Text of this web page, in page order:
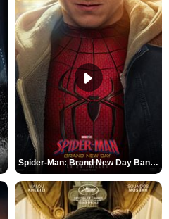
Spider-Man: Brand New Day Bande-annonce VO STFR